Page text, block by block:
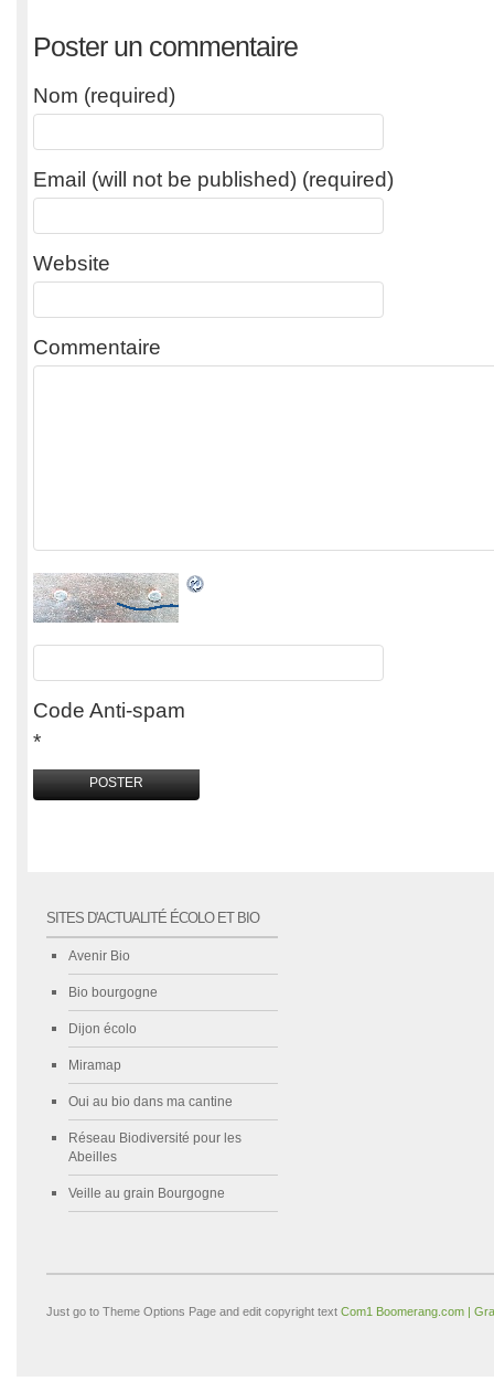
Poster un commentaire
Nom (required)
Email (will not be published) (required)
Website
Commentaire
Code Anti-spam
*
SITES D'ACTUALITÉ ÉCOLO ET BIO
Avenir Bio
Bio bourgogne
Dijon écolo
Miramap
Oui au bio dans ma cantine
Réseau Biodiversité pour les
Abeilles
Veille au grain Bourgogne
Just go to Theme Options Page and edit copyright text Com1 Boomerang.com |